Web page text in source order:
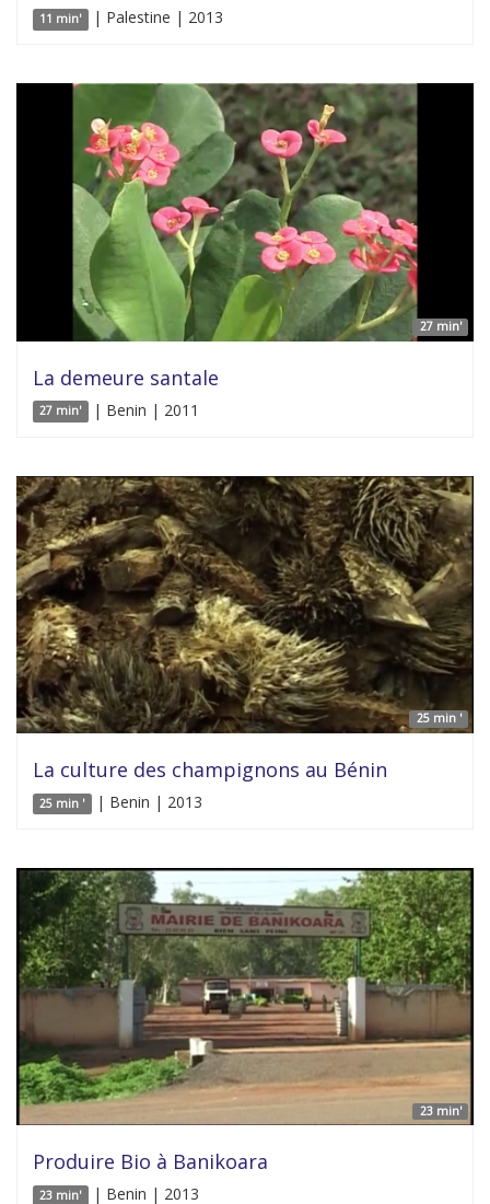
11 min' | Palestine | 2013
27 min'
La demeure santale
27 min' | Benin | 2011
25 min '
La culture des champignons au Bénin
25 min ' | Benin | 2013
23 min'
Produire Bio à Banikoara
23 min' | Benin | 2013